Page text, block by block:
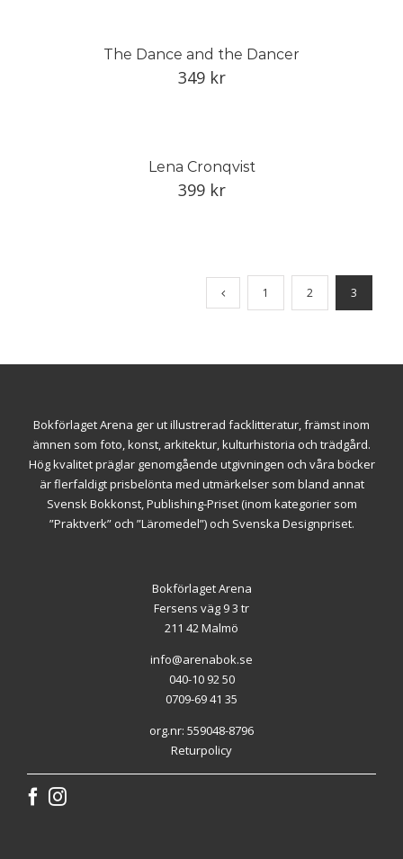
The Dance and the Dancer
349 kr
Lena Cronqvist
399 kr
1 2 3
Bokförlaget Arena ger ut illustrerad facklitteratur, främst inom
ämnen som foto, konst, arkitektur, kulturhistoria och trädgård.
Hög kvalitet präglar genomgående utgivningen och våra böcker
är flerfaldigt prisbelönta med utmärkelser som bland annat
Svensk Bokkonst, Publishing-Priset (inom kategorier som
”Praktverk” och ”Läromedel”) och Svenska Designpriset.
Bokförlaget Arena
Fersens väg 9 3 tr
211 42 Malmö
info@arenabok.se
040-10 92 50
0709-69 41 35
org.nr: 559048-8796
Returpolicy